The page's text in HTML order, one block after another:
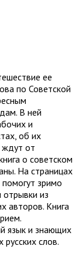
ее
по Советской
В ней
и
об их
от
о советском
На страницах
зримо
отрывки из
авторов. Книга
язык и знающих
слов.